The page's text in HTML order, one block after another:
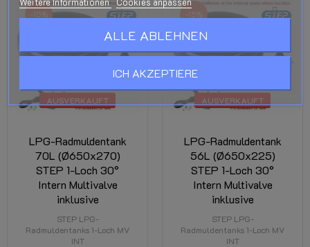
AUSVERKAUFT
-15%
LPG-Radmuldentank
70L (Ø650x270)
STEP 1-Loch 30°
Intern Multivalve
inklusive
STEP LPG-
Radmuldentanks 1-Loch MV
INT
AUSVERKAUFT
-15%
LPG-Radmuldentank
56L (Ø650x225)
STEP 1-Loch 30°
Intern Multivalve
inklusive
STEP LPG-
Radmuldentanks 1-Loch MV
INT
ALLE ABLEHNEN
ICH AKZEPTIERE